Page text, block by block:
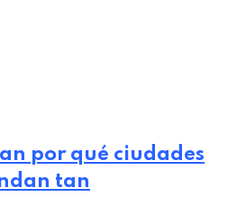
por qué ciudades
tan